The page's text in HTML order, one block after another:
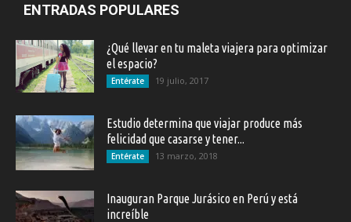
ENTRADAS POPULARES
¿Qué llevar en tu maleta viajera para optimizar
el espacio?
Entérate 19 julio, 2017
Estudio determina que viajar produce más
felicidad que casarse y tener...
Entérate 13 marzo, 2018
Inauguran Parque Jurásico en Perú y está
increíble